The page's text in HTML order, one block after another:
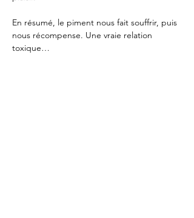
En résumé, le piment nous fait souffrir, puis
nous récompense. Une vraie relation
toxique…